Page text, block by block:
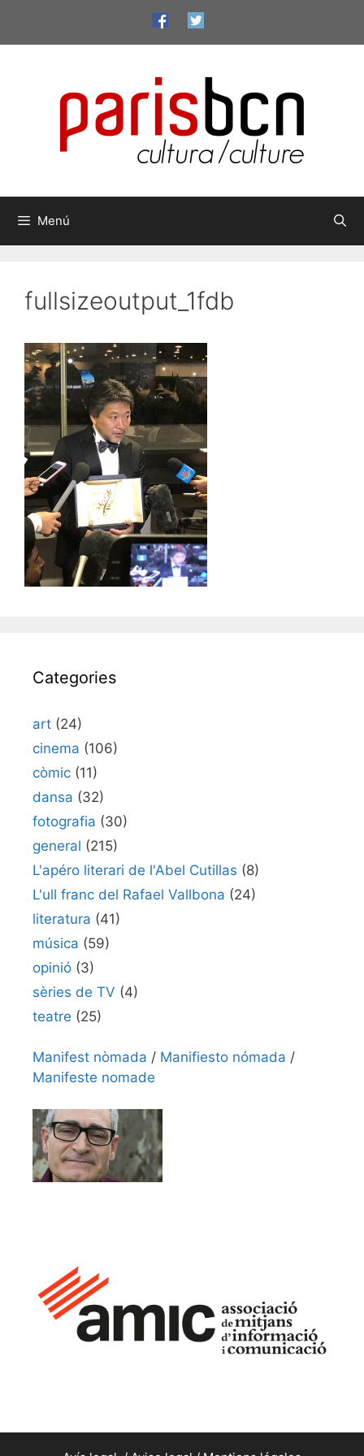
contingut
Menú
fullsizeoutput_1fdb
Categories
art (24)
cinema (106)
còmic (11)
dansa (32)
fotografia (30)
general (215)
L'apéro literari de l'Abel Cutillas (8)
L'ull franc del Rafael Vallbona (24)
literatura (41)
música (59)
opinió (3)
sèries de TV (4)
teatre (25)
Manifest nòmada / Manifiesto nómada /
Manifeste nomade